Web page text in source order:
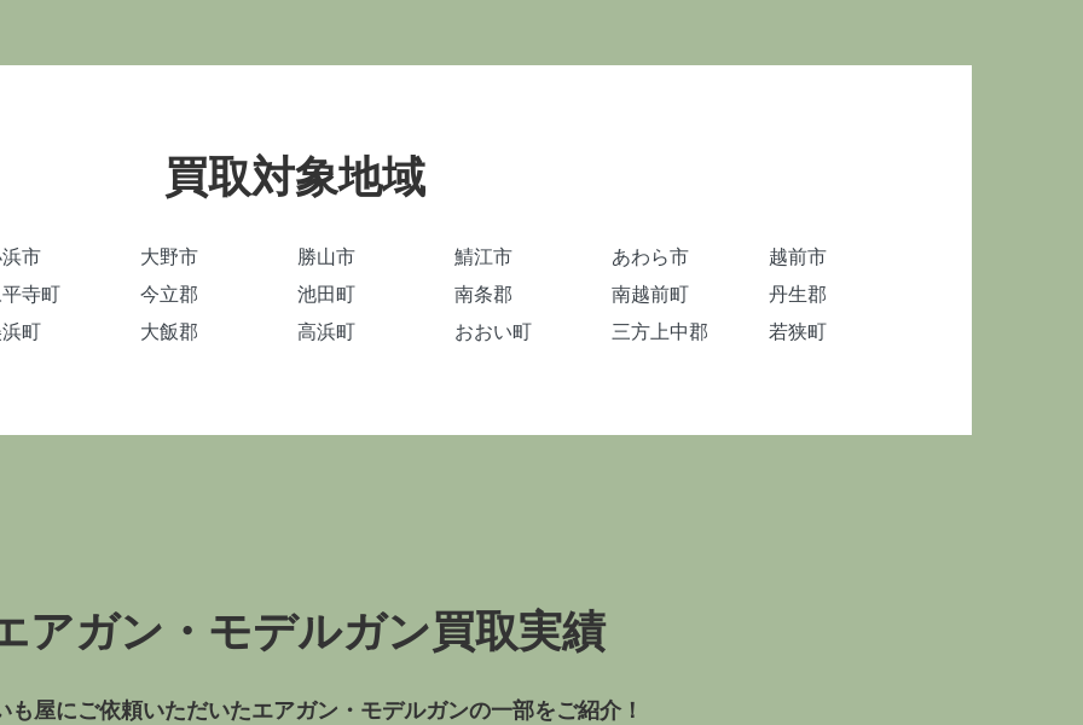
買取対象地域
市 大野市 勝山市 鯖江市 あわら市
越前市
寺町
今立郡 池田町 南条郡 南越前町
丹生郡
町
大飯郡 高浜町 おおい町 三方上中郡 若狭町
アガン・モデルガン買取実績
も屋にご依頼いただいたエアガン・モデルガンの一部をご紹介！